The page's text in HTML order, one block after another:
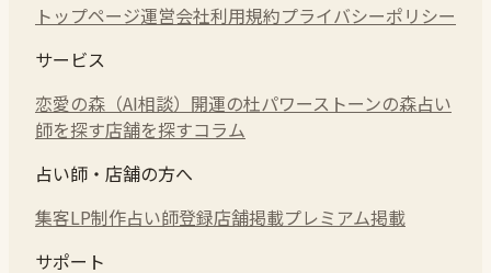
トップページ運営会社利用規約プライバシーポリシー
サービス
恋愛の森（AI相談） 開運の杜パワーストーンの森占い
師を探す店舗を探すコラム
占い師・店舗の方へ
集客LP制作占い師登録店舗掲載プレミアム掲載
サポート